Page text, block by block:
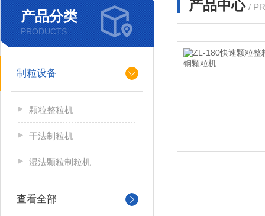
产品分类
PRODUCTS
制粒设备
颗粒整粒机
干法制粒机
湿法颗粒制粒机
查看全部
产品中心 /